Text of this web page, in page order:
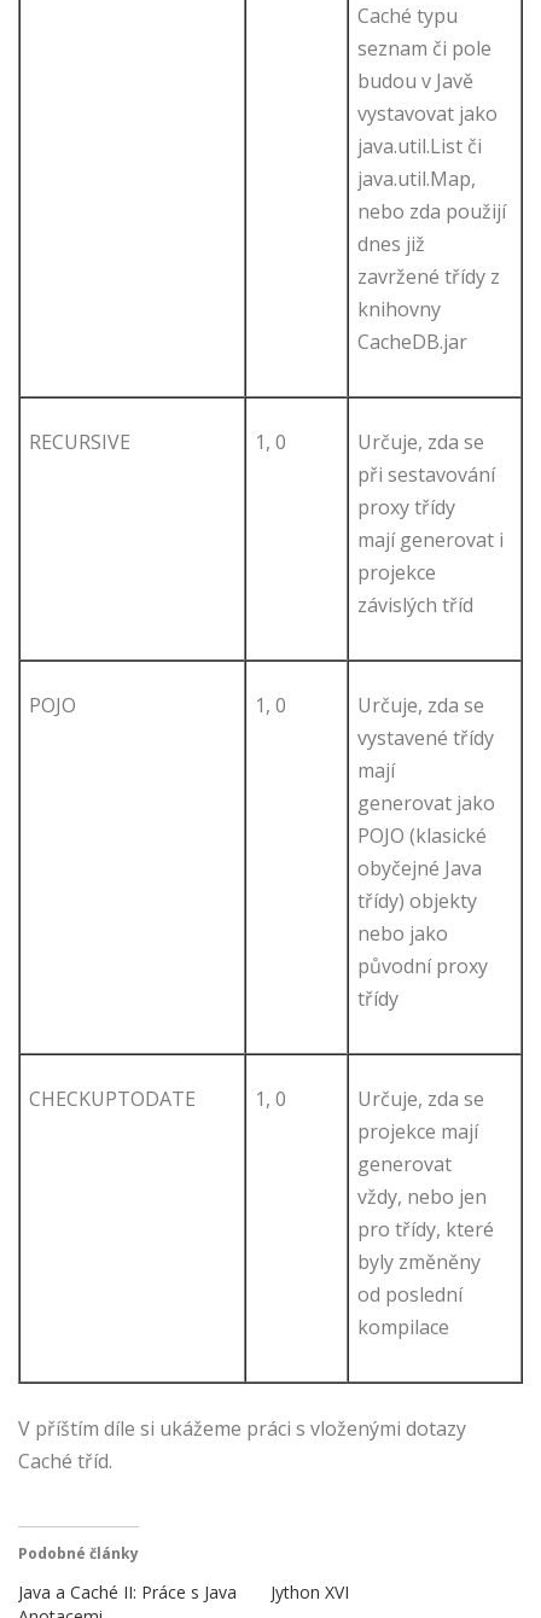
Caché typu
seznam či pole
budou v Javě
vystavovat jako
java.util.List či
java.util.Map,
nebo zda použijí
dnes již
zavržené třídy z
knihovny
CacheDB.jar
RECURSIVE 1, 0
Určuje, zda se
při sestavování
proxy třídy
mají generovat i
projekce
závislých tříd
POJO 1, 0
Určuje, zda se
vystavené třídy
mají
generovat jako
POJO (klasické
obyčejné Java
třídy) objekty
nebo jako
původní proxy
třídy
CHECKUPTODATE 1, 0
Určuje, zda se
projekce mají
generovat
vždy, nebo jen
pro třídy, které
byly změněny
od poslední
kompilace
V příštím díle si ukážeme práci s vloženými dotazy
Caché tříd.
Podobné články
Java a Caché II: Práce s Java
Jython XVI